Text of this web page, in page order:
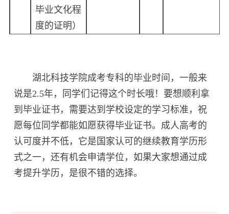
毕业文化程
度的证明）
湖北科技学院成考专科的毕业时间，一般来
说是2.5年，同学们记得这个时长哦！要想顺利拿
到毕业证书，需要达到学校设定的学习标准，祝
愿每位同学都能如愿获得毕业证书。成人高考的
认可度并不低，它是国家认可的继续教育学历形
式之一，还有机会申请学位，如果大家想通过成
考提升学历，是很不错的选择。